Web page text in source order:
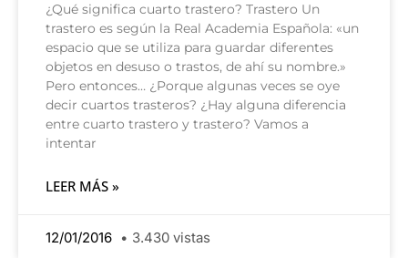
¿Qué significa cuarto trastero? Trastero Un
trastero es según la Real Academia Española: «un
espacio que se utiliza para guardar diferentes
objetos en desuso o trastos, de ahí su nombre.»
Pero entonces… ¿Porque algunas veces se oye
decir cuartos trasteros? ¿Hay alguna diferencia
entre cuarto trastero y trastero? Vamos a
intentar
LEER MÁS »
12/01/2016 3.430 vistas